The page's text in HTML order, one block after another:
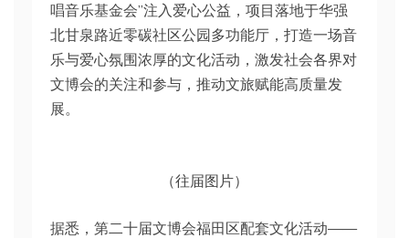
唱音乐基金会”注入爱心公益，项目落地于华强
北甘泉路近零碳社区公园多功能厅，打造一场音
乐与爱心氛围浓厚的文化活动，激发社会各界对
文博会的关注和参与，推动文旅赋能高质量发
展。
（往届图片）
据悉，第二十届文博会福田区配套文化活动——